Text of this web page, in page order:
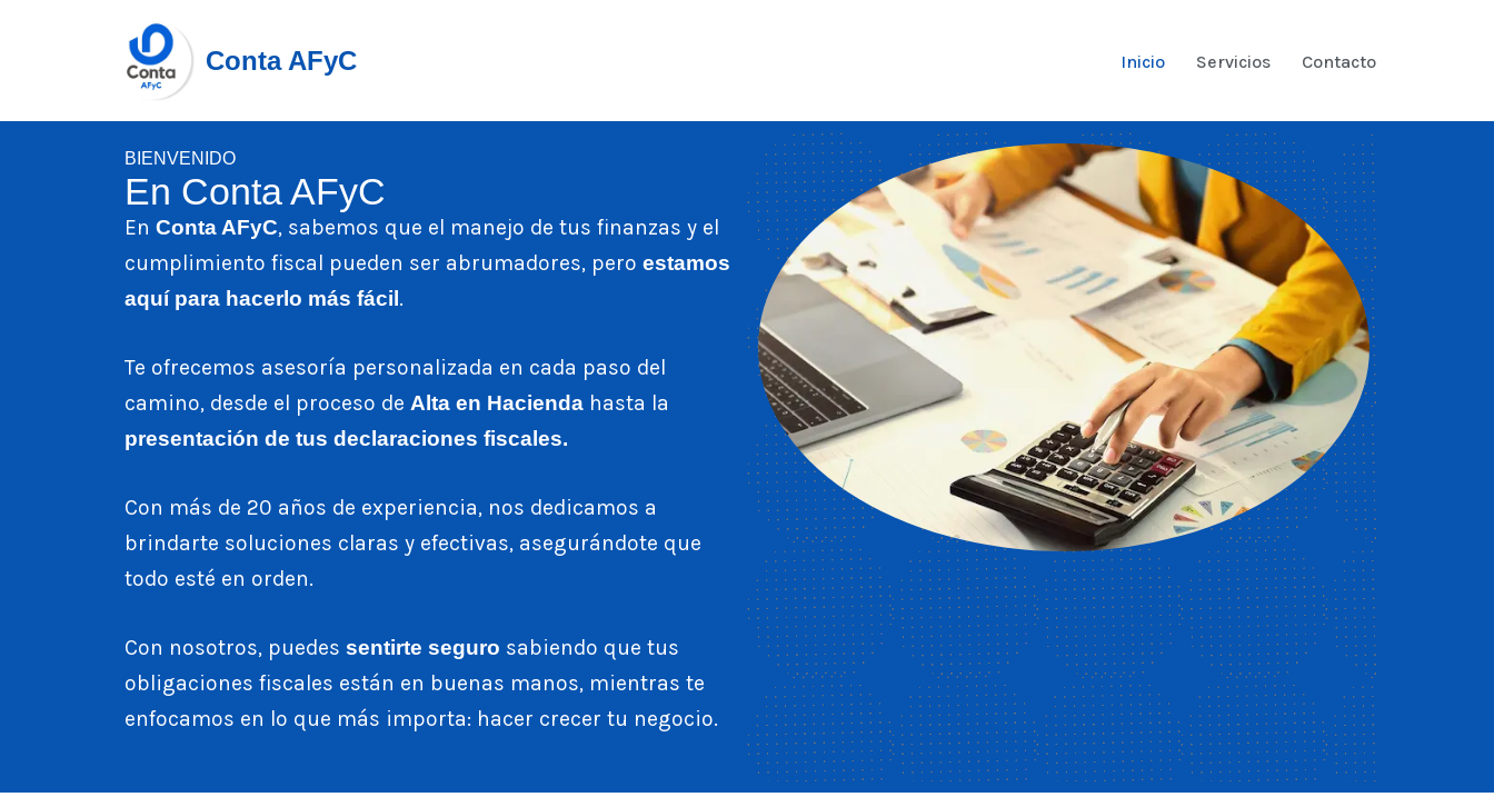
contenido
Conta AFyC Inicio Servicios Contacto
BIENVENIDO
En Conta AFyC
En Conta AFyC, sabemos que el manejo de tus finanzas y el
cumplimiento fiscal pueden ser abrumadores, pero estamos
aquí para hacerlo más fácil .
Te ofrecemos asesoría personalizada en cada paso del
camino, desde el proceso de Alta en Hacienda hasta la
presentación de tus declaraciones fiscales.
Con más de 20 años de experiencia, nos dedicamos a
brindarte soluciones claras y efectivas, asegurándote que
todo esté en orden.
Con nosotros, puedes sentirte seguro sabiendo que tus
obligaciones fiscales están en buenas manos, mientras te
enfocamos en lo que más importa: hacer crecer tu negocio.